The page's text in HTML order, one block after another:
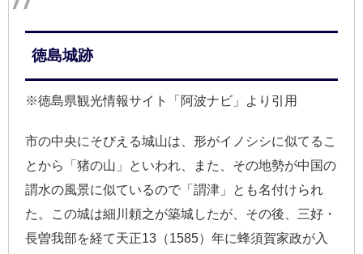
徳島城跡
※徳島県観光情報サイト「阿波ナビ」より引用
市の中央にそびえる城山は、形がイノシシに似てるこ
とから「猪の山」といわれ、また、その地勢が中国の
謂水の風景に似ているので「謂津」とも名付けられ
た。この城は細川頼之が築城したが、その後、三好・
長曽我部を経て天正13（1585）年に蜂須賀家政が入